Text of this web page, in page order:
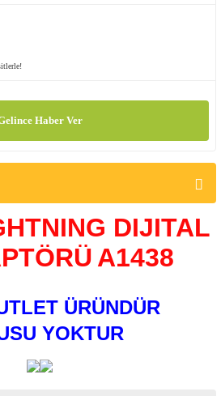
Haber Ver
DIJITAL
A1438
ÜRÜNDÜR
YOKTUR